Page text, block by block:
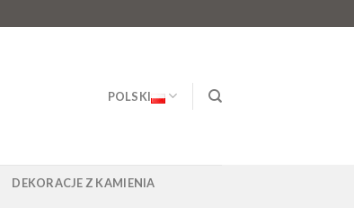
POLSKI
DEKORACJE Z KAMIENIA